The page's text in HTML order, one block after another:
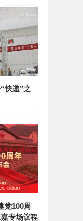
快递”之
党100周
专场议程